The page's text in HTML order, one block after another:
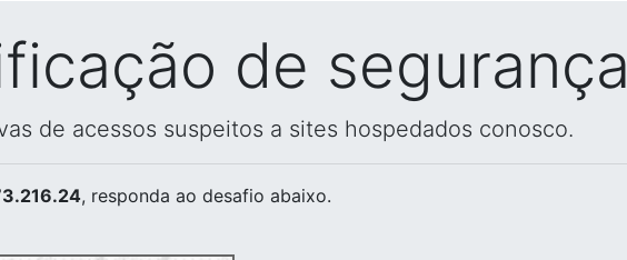
de segurança
de acessos suspeitos a sites hospedados conosco.
, responda ao desafio abaixo.